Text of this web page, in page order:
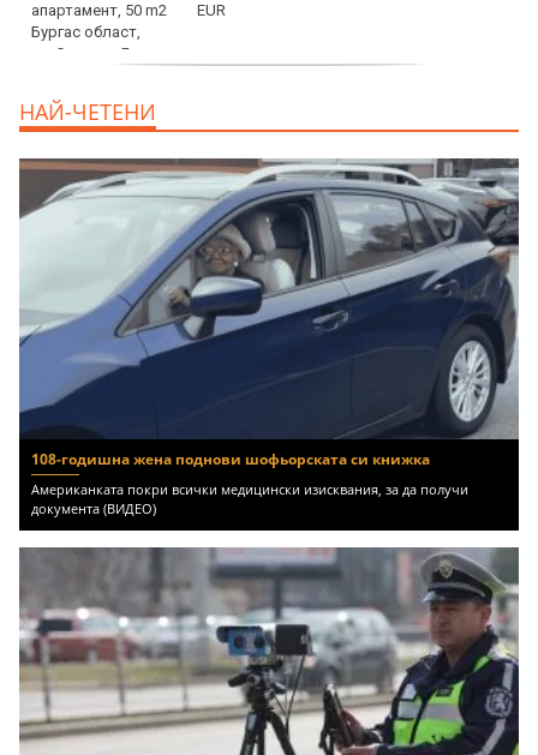
EUR
НАЙ-ЧЕТЕНИ
108-годишна жена поднови шофьорската си книжка
Американката покри всички медицински изисквания, за да получи
документа (ВИДЕО)